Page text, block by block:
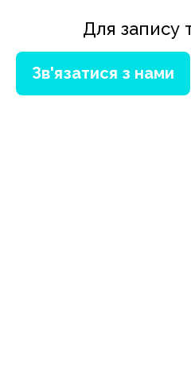
Для запису
Зв'язатися з нами